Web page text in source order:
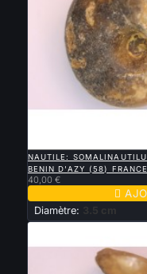
NAUTILE:
BENIN D'AZY (58) FRANCE
40,00 €

Diamètre: 3.5 cm